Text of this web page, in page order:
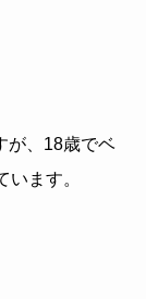
が、18歳でベ
ます。